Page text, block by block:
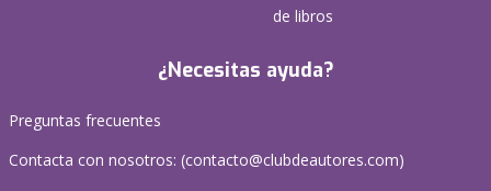
de libros
¿Necesitas ayuda?
Preguntas frecuentes
Contacta con nosotros: (contacto@clubdeautores.com)